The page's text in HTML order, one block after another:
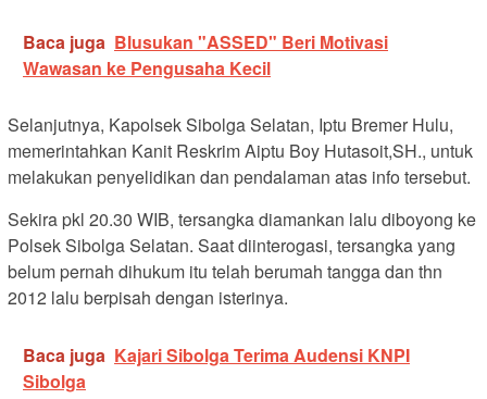
Baca juga Blusukan "ASSED" Beri Motivasi
Wawasan ke Pengusaha Kecil
Selanjutnya, Kapolsek Sibolga Selatan, Iptu Bremer Hulu,
memerintahkan Kanit Reskrim Aiptu Boy Hutasoit,SH., untuk
melakukan penyelidikan dan pendalaman atas info tersebut.
Sekira pkl 20.30 WIB, tersangka diamankan lalu diboyong ke
Polsek Sibolga Selatan. Saat diinterogasi, tersangka yang
belum pernah dihukum itu telah berumah tangga dan thn
2012 lalu berpisah dengan isterinya.
Baca juga Kajari Sibolga Terima Audensi KNPI
Sibolga